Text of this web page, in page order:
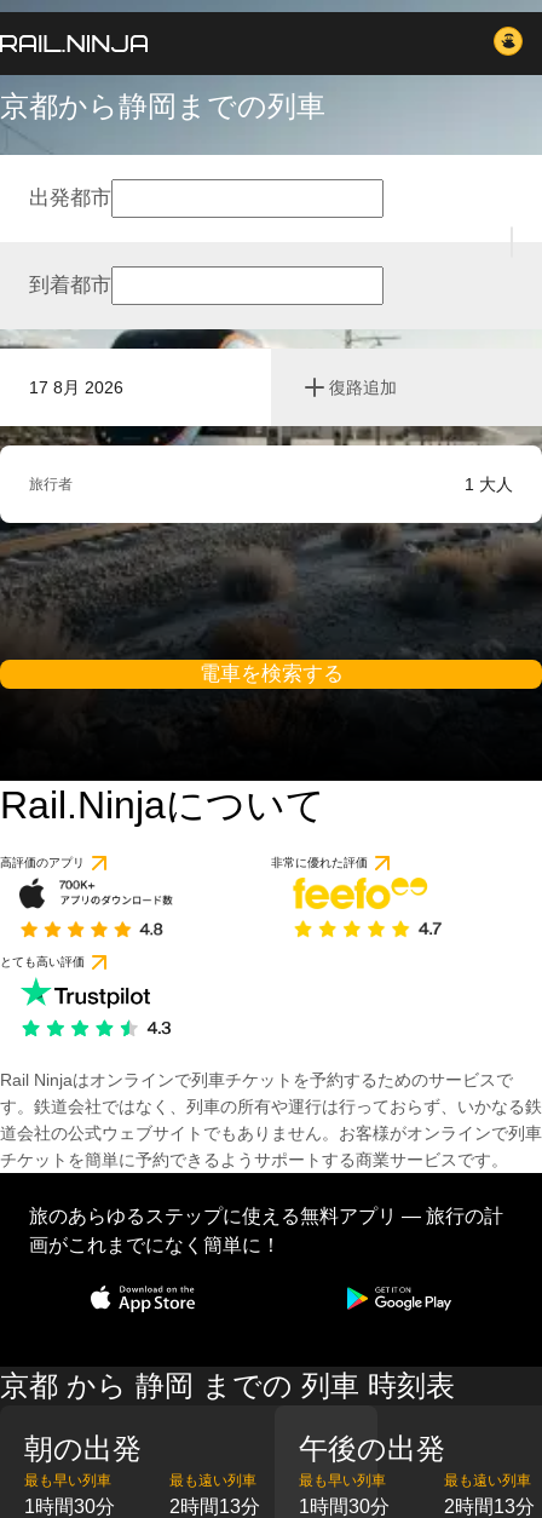
京都から静岡までの列車
17 8月 2026 復路追加
出発都市
到着都市
旅行者 1 大人
電車を検索する
Rail.Ninjaについて
高評価のアプリ 非常に優れた評価
とても高い評価
Rail Ninjaはオンラインで列車チケットを予約するためのサービスで
す。鉄道会社ではなく、列車の所有や運行は行っておらず、いかなる鉄
道会社の公式ウェブサイトでもありません。お客様がオンラインで列車
チケットを簡単に予約できるようサポートする商業サービスです。
旅のあらゆるステップに使える無料アプリ — 旅行の計
画がこれまでになく簡単に！
京都 から 静岡 までの 列車 時刻表
朝の出発
最も早い列車
1時間30分
最も遠い列車
2時間13分
午後の出発
最も早い列車
1時間30分
最も遠い列車
2時間13分
1 件のレビューに基づ